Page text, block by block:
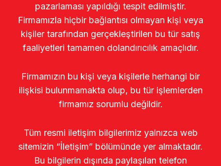
pazarlaması yapıldığı tespit edilmiştir.
Firmamızla hiçbir bağlantısı olmayan kişi veya
kişiler tarafından gerçekleştirilen bu tür satış
faaliyetleri tamamen dolandırıcılık amaçlıdır.
Firmamızın bu kişi veya kişilerle herhangi bir
ilişkisi bulunmamakta olup, bu tür işlemlerden
firmamız sorumlu değildir.
Tüm resmi iletişim bilgilerimiz yalnızca web
sitemizin “İletişim” bölümünde yer almaktadır.
Bu bilgilerin dışında paylaşılan telefon